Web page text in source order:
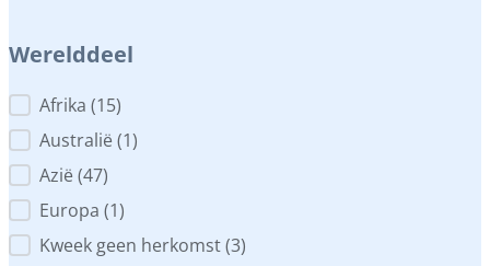
Werelddeel
Werelddeel
Afrika (15)
Australië (1)
Azië (47)
Europa (1)
Kweek geen herkomst(3)